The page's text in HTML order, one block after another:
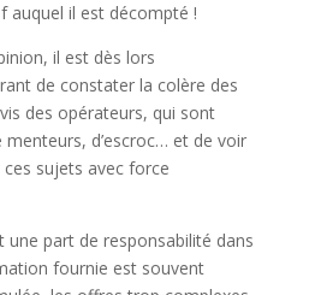
auquel il est décompté !
il est dès lors
de constater la colère des
des opérateurs, qui sont
menteurs, d’escroc… et de voir
ces sujets avec force
part de responsabilité dans
fournie est souvent